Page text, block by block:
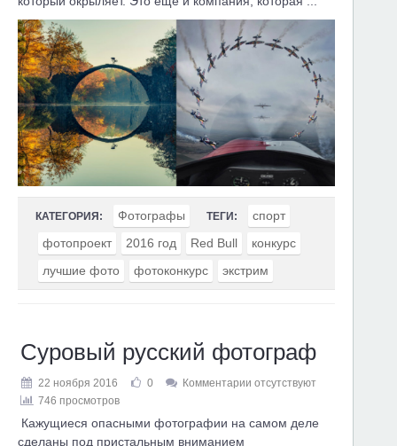
КАТЕГОРИЯ: Фотографы ТЕГИ:
спорт
фотопроект
2016 год Red Bull
конкурс
лучшие фото
фотоконкурс экстрим
Суровый русский фотограф
22 ноября 2016 0
Комментарии отсутствуют
746 просмотров
Кажущиеся опасными фотографии на самом деле
сделаны под пристальным вниманием